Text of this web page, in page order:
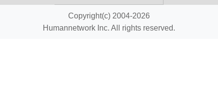
Copyright(c) 2004-2026
Humannetwork Inc. All rights reserved.